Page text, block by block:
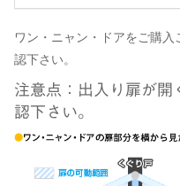
ワン・ニャン・ドアをご購
認下さい。
注意点 ：出入り扉が
認下さい。